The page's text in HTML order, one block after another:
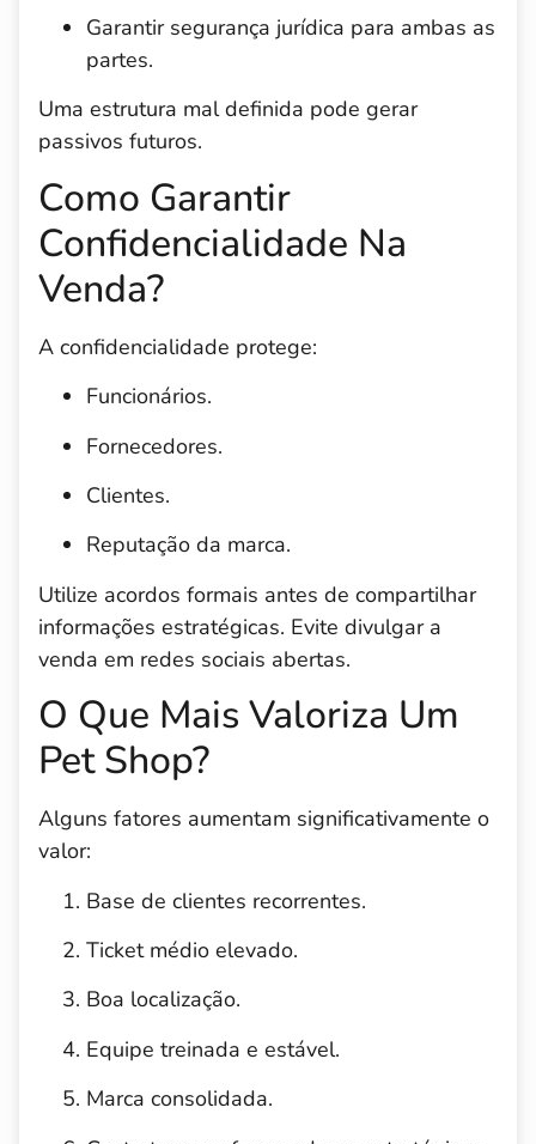
Garantir segurança jurídica para ambas as
partes.
Uma estrutura mal definida pode gerar
passivos futuros.
Como Garantir
Confidencialidade Na
Venda?
A confidencialidade protege:
Funcionários.
Fornecedores.
Clientes.
Reputação da marca.
Utilize acordos formais antes de compartilhar
informações estratégicas. Evite divulgar a
venda em redes sociais abertas.
O Que Mais Valoriza Um
Pet Shop?
Alguns fatores aumentam significativamente o
valor:
Base de clientes recorrentes.
Ticket médio elevado.
Boa localização.
Equipe treinada e estável.
Marca consolidada.